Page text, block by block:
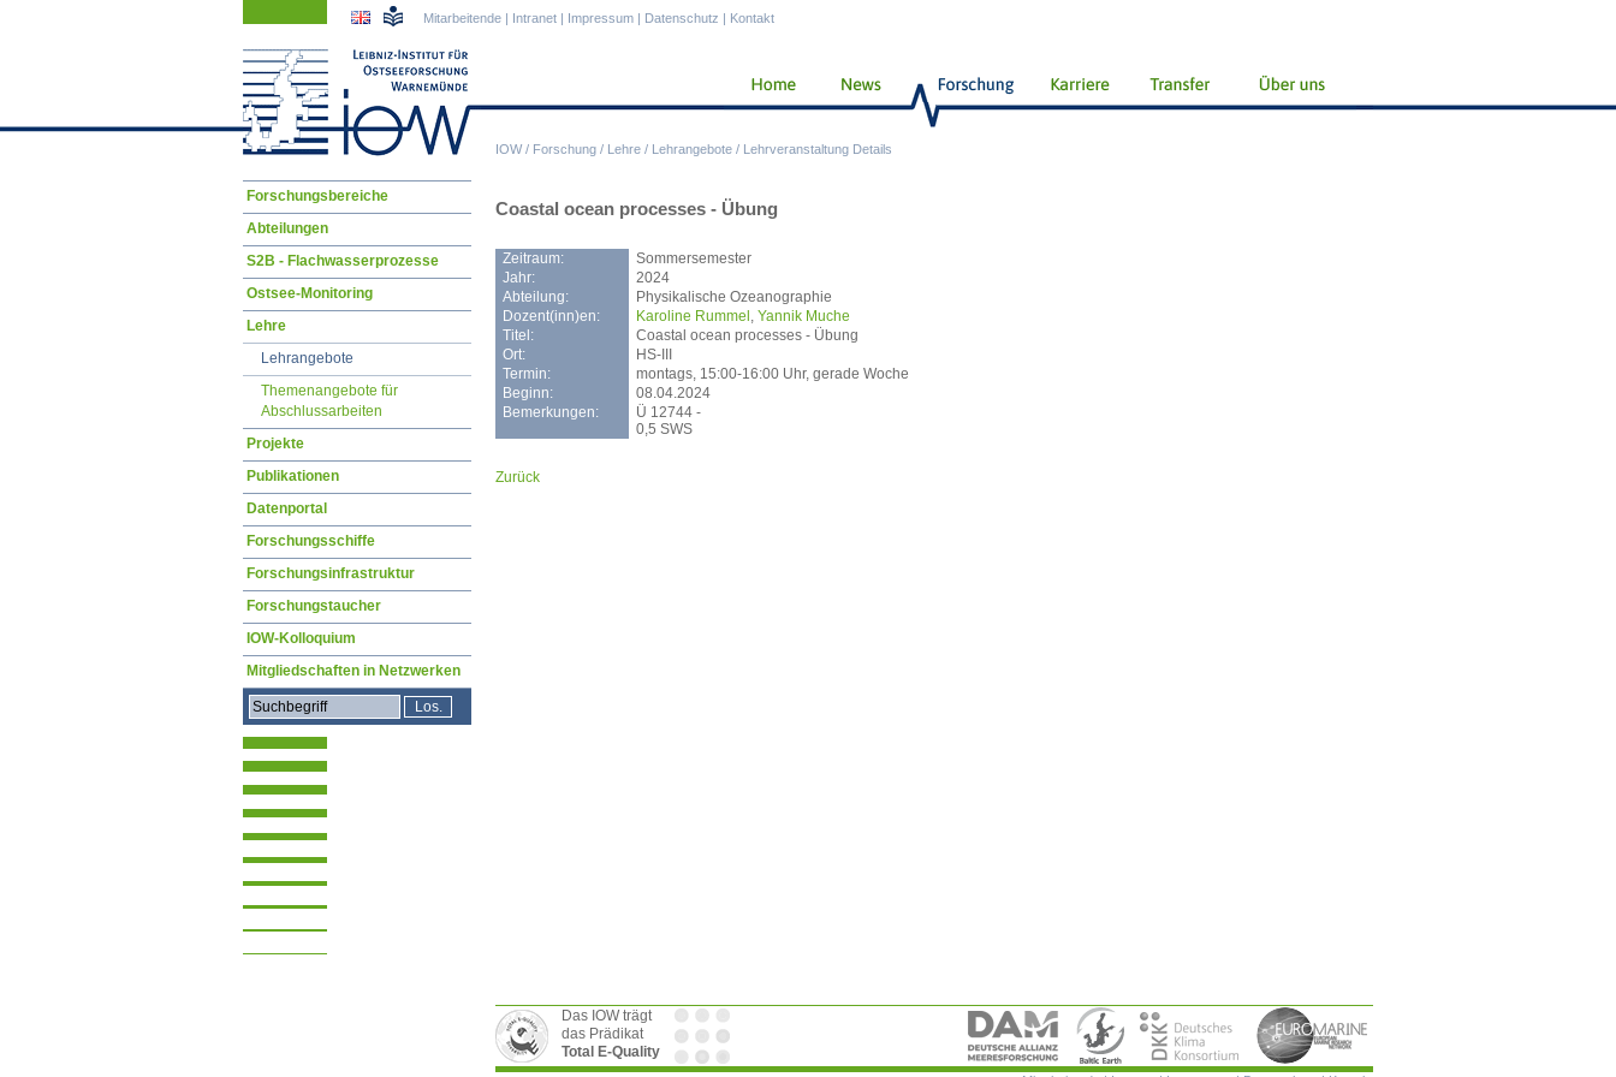
IOW/ Forschung / Lehre / Lehrangebote / Lehrveranstaltung Details
Mitarbeitende | Intranet | Impressum | Datenschutz | Kontakt
Coastal ocean processes - Übung
Zeitraum:
Sommersemester
Jahr:
2024
Abteilung:
Physikalische Ozeanographie
Dozent(inn)en:
Karoline Rummel , Yannik Muche
Titel:
Coastal ocean processes - Übung
Ort:
HS-III
Termin:
montags, 15:00-16:00 Uhr, gerade Woche
Beginn:
08.04.2024
Bemerkungen:
Ü 12744 -
0,5 SWS
Zurück
Navigation
überspringen
Forschungsbereiche
Abteilungen
S2B - Flachwasserprozesse
Ostsee-Monitoring
Lehre
Lehrangebote
Themenangebote für
Abschlussarbeiten
Projekte
Publikationen
Datenportal
Forschungsschiffe
Forschungsinfrastruktur
Forschungstaucher
IOW-Kolloquium
Mitgliedschaften in Netzwerken
Das IOW trägt
das Prädikat
Total E-Quality